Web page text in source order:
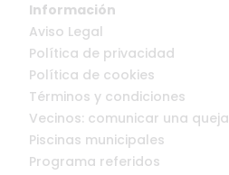
Información
Aviso Legal
Política de privacidad
Política de cookies
Términos y condiciones
Vecinos: comunicar una queja
Piscinas municipales
Programa referidos